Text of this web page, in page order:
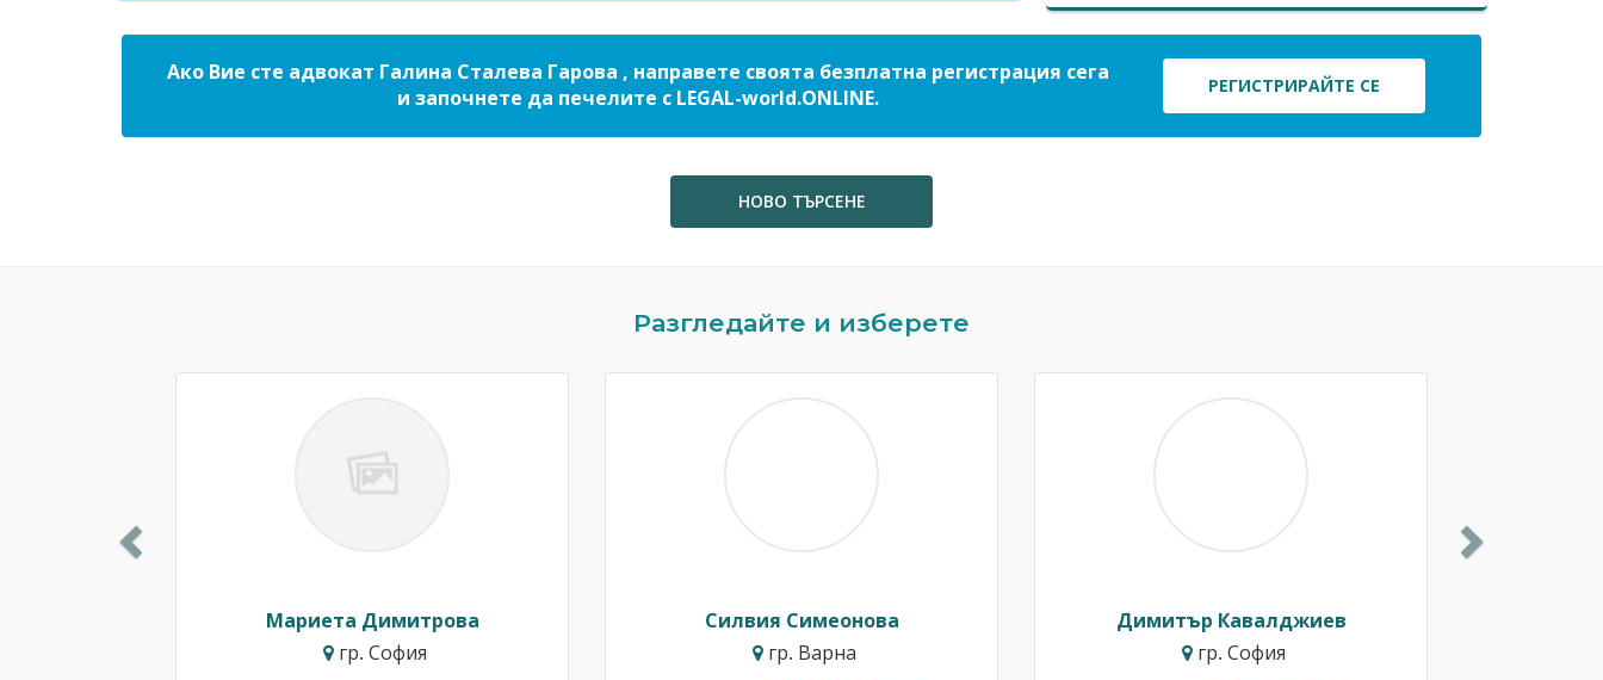
Ако Вие сте адвокат Галина Сталева Гарова , направете своята безплатна регистрация сега
и започнете да печелите с LEGAL-world.ONLINE.
РЕГИСТРИРАЙТЕ СЕ
НОВО ТЪРСЕНЕ
Разгледайте и изберете
Мариета Димитрова
гр. София
Силвия Симеонова
гр. Варна
Димитър Кавалджиев
гр. София